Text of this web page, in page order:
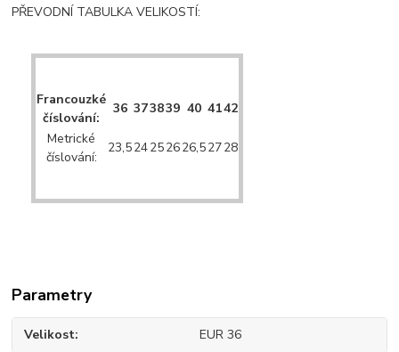
PŘEVODNÍ TABULKA VELIKOSTÍ:
Francouzké
číslování:
36 373839 40 4142
Metrické
číslování:
23,524252626,52728
Parametry
Velikost EUR 36